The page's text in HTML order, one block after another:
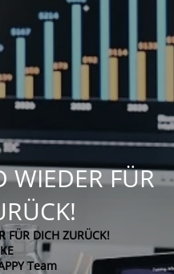
WIEDER FÜR
FÜR DICH ZURÜCK!
Team